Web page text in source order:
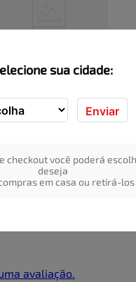
sua cidade:
Enviar
checkout você poderá
deseja
em casa ou retirá-
tradicional Seara 300g
avaliação.